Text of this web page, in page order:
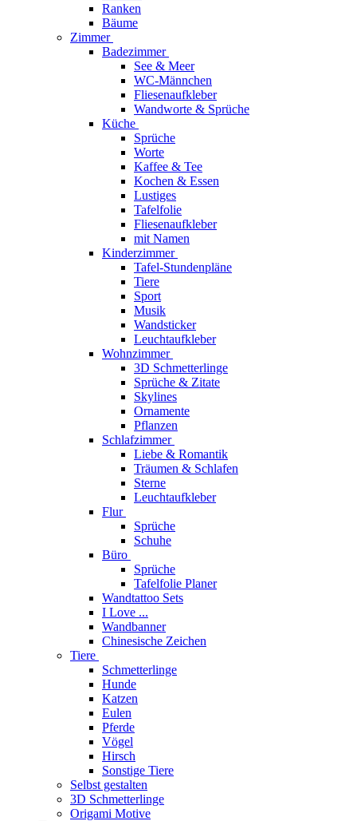
Ranken
Bäume
Zimmer
Badezimmer
See & Meer
WC-Männchen
Fliesenaufkleber
Wandworte & Sprüche
Küche
Sprüche
Worte
Kaffee & Tee
Kochen & Essen
Lustiges
Tafelfolie
Fliesenaufkleber
mit Namen
Kinderzimmer
Tafel-Stundenpläne
Tiere
Sport
Musik
Wandsticker
Leuchtaufkleber
Wohnzimmer
3D Schmetterlinge
Sprüche & Zitate
Skylines
Ornamente
Pflanzen
Schlafzimmer
Liebe & Romantik
Träumen & Schlafen
Sterne
Leuchtaufkleber
Flur
Sprüche
Schuhe
Büro
Sprüche
Tafelfolie Planer
Wandtattoo Sets
I Love ...
Wandbanner
Chinesische Zeichen
Tiere
Schmetterlinge
Hunde
Katzen
Eulen
Pferde
Vögel
Hirsch
Sonstige Tiere
Selbst gestalten
3D Schmetterlinge
Origami Motive